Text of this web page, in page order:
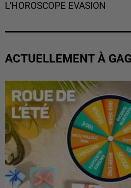
L'HOROSCOPE EVASION
ACTUELLEMENT À